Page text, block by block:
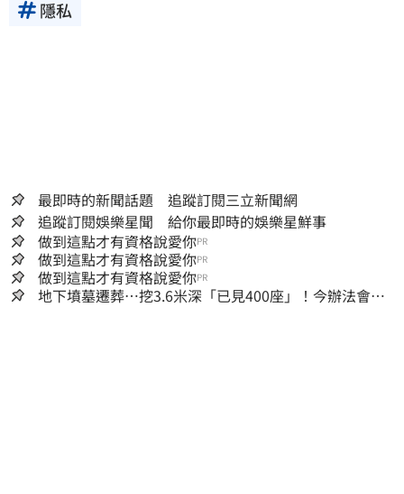
隱私
最即時的新聞話題 追蹤訂閱三立新聞網
追蹤訂閱娛樂星聞 給你最即時的娛樂星鮮事
做到這點才有資格說愛你PR
做到這點才有資格說愛你PR
做到這點才有資格說愛你PR
地下墳墓遷葬…挖3.6米深「已見400座」！今辦法會安